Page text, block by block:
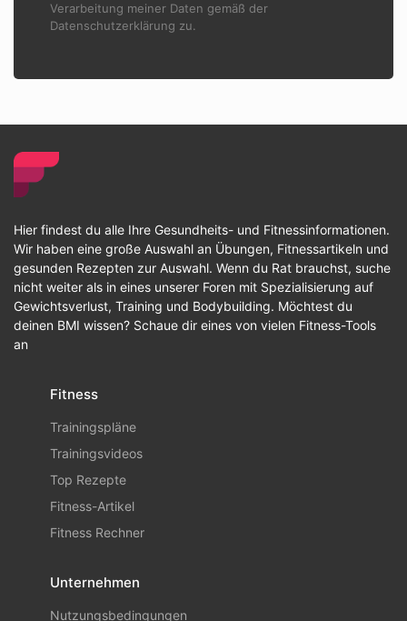
Verarbeitung meiner Daten gemäß der
Datenschutzerklärung zu.
Hier findest du alle Ihre Gesundheits- und Fitnessinformationen.
Wir haben eine große Auswahl an Übungen, Fitnessartikeln und
gesunden Rezepten zur Auswahl. Wenn du Rat brauchst, suche
nicht weiter als in eines unserer Foren mit Spezialisierung auf
Gewichtsverlust, Training und Bodybuilding. Möchtest du
deinen BMI wissen? Schaue dir eines von vielen Fitness-Tools
an
Fitness
Trainingspläne
Trainingsvideos
Top Rezepte
Fitness-Artikel
Fitness Rechner
Unternehmen
Nutzungsbedingungen